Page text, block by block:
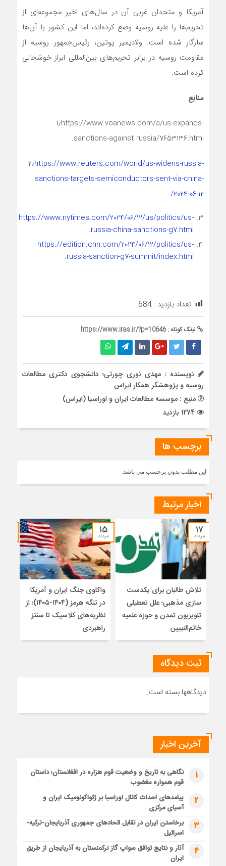
آمریکا و متحدان غربی آن در سال‌های اخیر مجموعه‌ای از
تحریم‌ها را علیه روسیه وضع کرده‌اند، اما این کشور با آن‌ها
سازگار شده است. ولادیمیر پوتین، رئیس‌جمهور روسیه از
مقاومت روسیه در برابر تحریم‌های بین‌المللی ابراز خوشحالی
کرده است.
منابع
۱٫https://www.voanews.com/a/us-expands-
sanctions-against russia/7653136.html.
۲٫https://www.reuters.com/world/us-widens-russia-
sanctions-targets-semiconductors-sent-via-china-
2024-06-12/
https://www.nytimes.com/2024/06/12/us/politics/us-
russia-china-sanctions-g7.html
.
https://edition.cnn.com/2024/06/12/politics/us-
russia-sanction-g7-summit/index.html
.
تعداد بازدید : 684
لینک کوتاه :https://www.iras.ir/?p=10646
نویسنده : مهدی نوری چورتی؛ دانشجوی دکتری مطالعات
روسیه و پژوهشگر همکار ایراس
منبع : موسسه مطالعات ایران و اوراسیا (ایراس)
برچسب ها
این مطلب بدون برچسب می باشد.
اخبار مرتبط
۱۷
مرداد
تلاش طالبان برای یکدست
سازی مذهبی؛ علل تعطیلی
تلویزیون تمدن و حوزه علمیه
خاتم‌النبیین
۱۵
مرداد
واکاوی جنگ ایران و آمریکا
در تنگه هرمز (۱۴۰۴-۱۴۰۵)؛ از
نظریه‌های کلاسیک تا سنتز
راهبردی
ثبت دیدگاه
دیدگاهها بسته است.
آخرین اخبار
1
نگاهی به تاریخ و وضعیت قوم هزاره در افغانستان؛ داستان
قوم همواره مغضوب
2
پیامدهای احداث کانال اوراسیا بر ژئواکونومیک ایران و
آسیای مرکزی
3
برخاستن ایران در تقابل اتحادهای جمهوری آذربایجان-ترکیه-
اسرائیل
4
آثار و نتایج توافق سواپ گاز ترکمنستان به آذربایجان از طریق
ایران